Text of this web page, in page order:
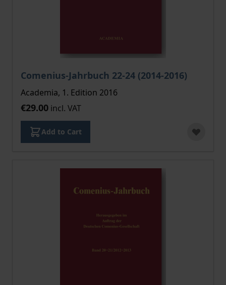
Comenius-Jahrbuch 22-24 (2014-2016)
Academia, 1. Edition 2016
€29.00 incl. VAT
Add to Cart